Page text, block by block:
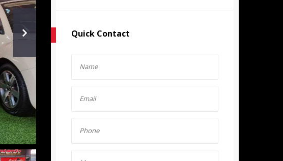
Quick Contact